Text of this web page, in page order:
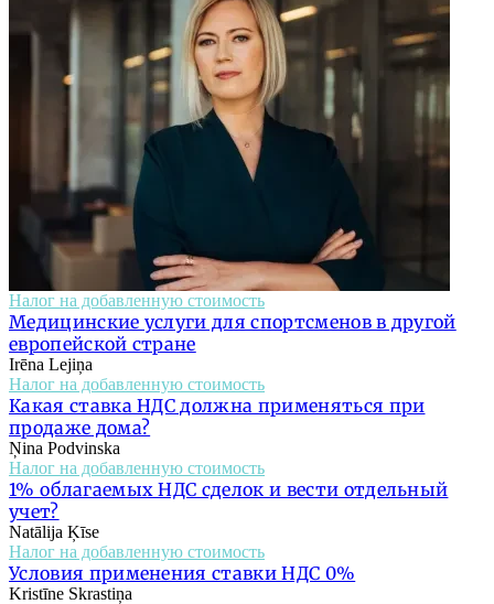
Налог на добавленную стоимость
Медицинские услуги для спортсменов в другой
европейской стране
Irēna Lejiņa
Налог на добавленную стоимость
Какая ставка НДС должна применяться при
продаже дома?
Ņina Podvinska
Налог на добавленную стоимость
1% облагаемых НДС сделок и вести отдельный
учет?
Natālija Ķīse
Налог на добавленную стоимость
Условия применения ставки НДС 0%
Kristīne Skrastiņa